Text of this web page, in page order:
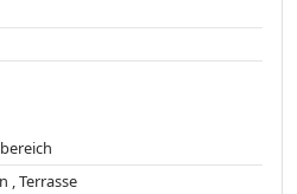
, Terrasse